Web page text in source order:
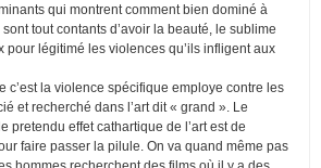
qui montrent comment bien dominé à
tout contants d’avoir la beauté, le sublime
pour légitimé les violences qu’ils infligent aux
c’est la violence spécifique employe contre les
et recherché dans l’art dit « grand ». Le
pretendu effet cathartique de l’art est de
faire passer la pilule. On va quand même pas